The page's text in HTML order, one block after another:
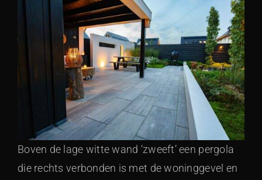
Boven de lage witte wand ‘zweeft’ een pergola
die rechts verbonden is met de woninggevel en